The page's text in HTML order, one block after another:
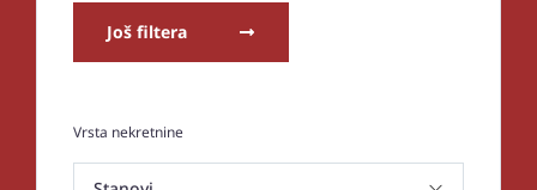
Još filtera
Vrsta nekretnine